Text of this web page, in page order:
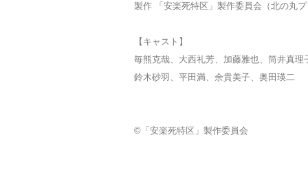
製作 「安楽死特区」製作委員会（北の丸
【キャスト】
毎熊克哉、大西礼芳、加藤雅也、筒井真
鈴木砂羽、平田満、余貴美子、奥田瑛二
©「安楽死特区」製作委員会